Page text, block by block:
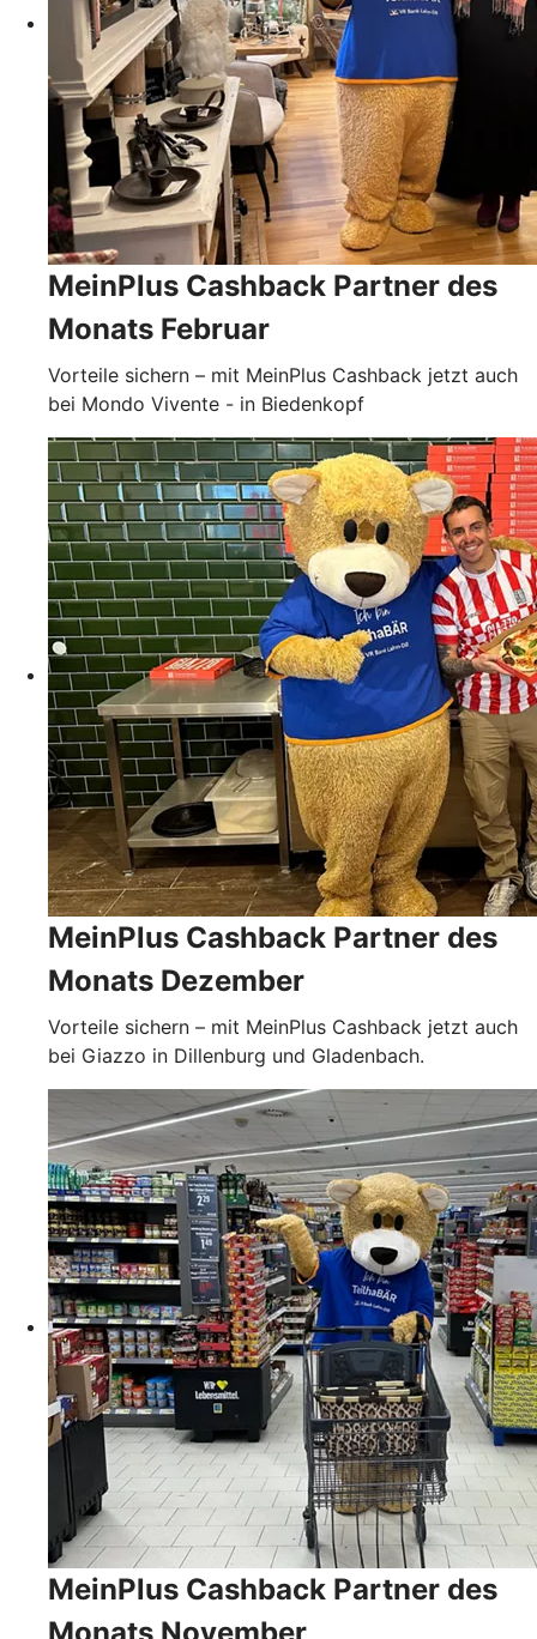
MeinPlus Cashback Partner des
Monats Februar
Vorteile sichern – mit MeinPlus Cashback jetzt auch
bei Mondo Vivente - in Biedenkopf
MeinPlus Cashback Partner des
Monats Dezember
Vorteile sichern – mit MeinPlus Cashback jetzt auch
bei Giazzo in Dillenburg und Gladenbach.
MeinPlus Cashback Partner des
Monats November